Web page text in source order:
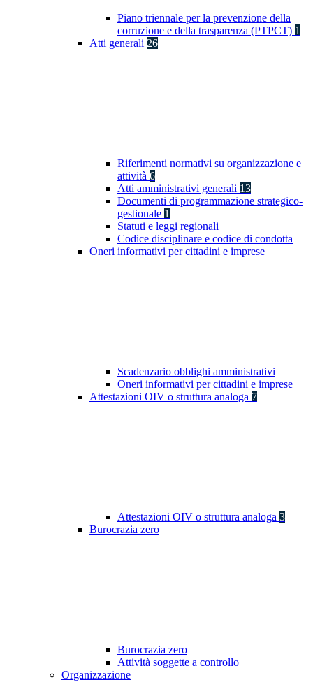
Piano triennale per la prevenzione della
corruzione e della trasparenza (PTPCT) 1
Atti generali 26
Riferimenti normativi su organizzazione e
attività 6
Atti amministrativi generali 13
Documenti di programmazione strategico-
gestionale 1
Statuti e leggi regionali
Codice disciplinare e codice di condotta
Oneri informativi per cittadini e imprese
Scadenzario obblighi amministrativi
Oneri informativi per cittadini e imprese
Attestazioni OIV o struttura analoga 7
Attestazioni OIV o struttura analoga 3
Burocrazia zero
Burocrazia zero
Attività soggette a controllo
Organizzazione